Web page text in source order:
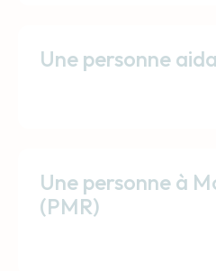
Une personne
Une personne à
(PMR)